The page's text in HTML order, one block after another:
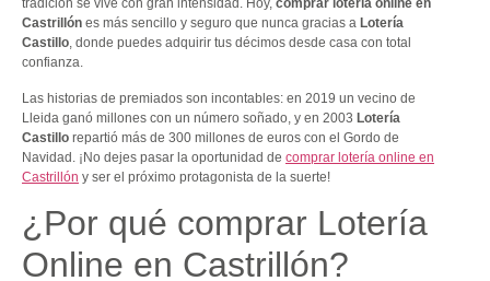
tradición se vive con gran intensidad. Hoy, comprar lotería online en
Castrillón es más sencillo y seguro que nunca gracias a Lotería
Castillo, donde puedes adquirir tus décimos desde casa con total
confianza.
Las historias de premiados son incontables: en 2019 un vecino de
Lleida ganó millones con un número soñado, y en 2003 Lotería
Castillo repartió más de 300 millones de euros con el Gordo de
Navidad. ¡No dejes pasar la oportunidad de comprar lotería online en
Castrillón y ser el próximo protagonista de la suerte!
¿Por qué comprar Lotería
Online en Castrillón?